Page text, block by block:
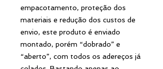
empacotamento, proteção dos
materiais e redução dos custos de
envio, este produto é enviado
montado, porém “dobrado” e
“aberto”, com todos os adereços já